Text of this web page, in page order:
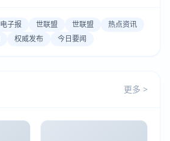
电子报 世联盟 世联盟
热点资讯
权威发布 今日要闻
更多 >